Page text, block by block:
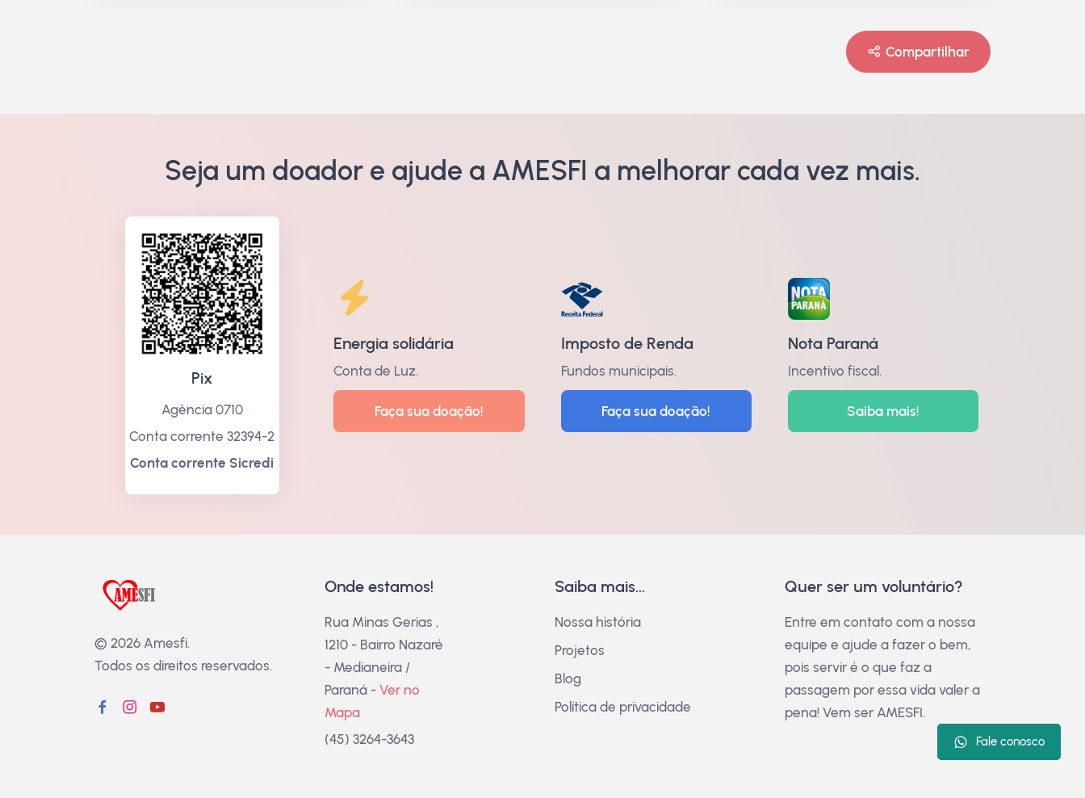
Compartilhar
Seja um doador e ajude a AMESFI a melhorar cada vez mais.
Pix
Agência 0710
Conta corrente 32394-2
Conta corrente Sicredi
Energia solidária
Conta de Luz.
Faça sua doação!
Imposto de Renda
Fundos municipais.
Faça sua doação!
Nota Paraná
Incentivo fiscal.
Saiba mais!
© 2026 Amesfi.
Todos os direitos reservados.
Onde estamos!
Rua Minas Gerias ,
1210 - Bairro Nazaré
- Medianeira /
Paraná - Ver no
Mapa
(45) 3264-3643
Saiba mais...
Nossa história
Projetos
Blog
Política de privacidade
Quer ser um voluntário?
Entre em contato com a nossa
equipe e ajude a fazer o bem,
pois servir é o que faz a
passagem por essa vida valer a
pena! Vem ser AMESFI.
Fale conosco